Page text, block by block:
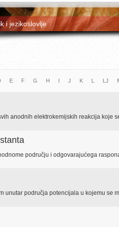
i jezikoslovlje
E F G H I J K L LJ
anodnih elektrokemijskih reakcija koje
području i odgovarajućega
unutar područja potencijala u kojemu se